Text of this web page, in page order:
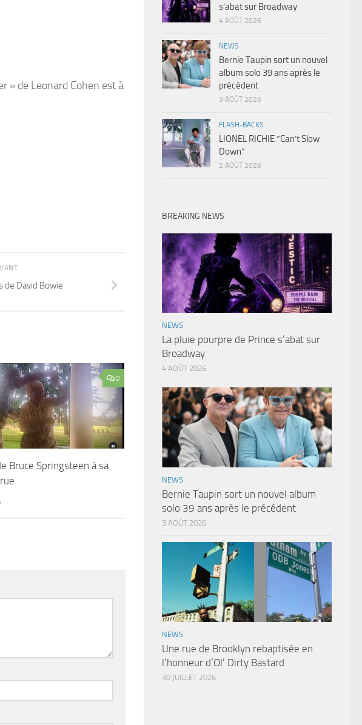
» de Leonard Cohen est à
de David Bowie
0
Bruce Springsteen à sa
s’abat sur Broadway
4 AOÛT 2026
NEWS
Bernie Taupin sort un nouvel
album solo 39 ans après le
précédent
3 AOÛT 2026
FLASH-BACKS
LIONEL RICHIE “Can’t Slow
Down”
2 AOÛT 2026
BREAKING NEWS
NEWS
La pluie pourpre de Prince s’abat sur
Broadway
4 AOÛT 2026
NEWS
Bernie Taupin sort un nouvel album
solo 39 ans après le précédent
3 AOÛT 2026
NEWS
Une rue de Brooklyn rebaptisée en
l’honneur d’Ol’ Dirty Bastard
30 JUILLET 2026